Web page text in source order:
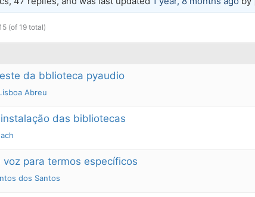
(of 19 total)
da bblioteca pyaudio
Abreu
das bibliotecas
para termos específicos
dos Santos